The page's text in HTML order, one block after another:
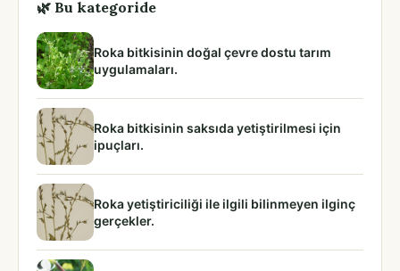
🌿 Bu kategoride
Roka bitkisinin doğal çevre dostu tarım
uygulamaları.
Roka bitkisinin saksıda yetiştirilmesi için
ipuçları.
Roka yetiştiriciliği ile ilgili bilinmeyen ilginç
gerçekler.